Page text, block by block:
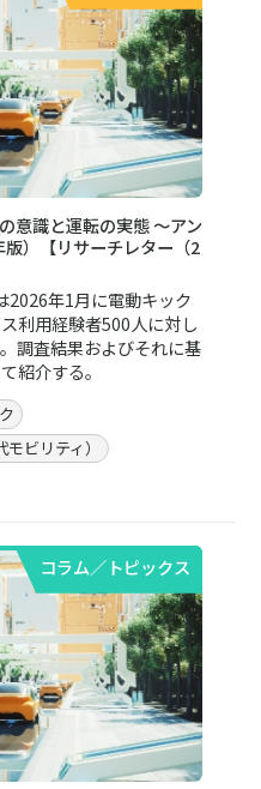
意識と運転の実態 ～アン
）【リサーチレター（2
2026年1月に電動キック
利用経験者500人に対し
調査結果およびそれに基
紹介する。
ビリティ）
コラム／トピックス